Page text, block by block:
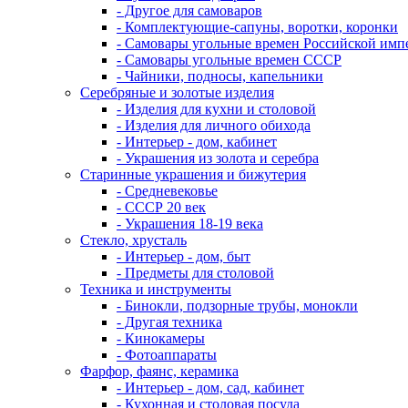
- Другое для самоваров
- Комплектующие-сапуны, воротки, коронки
- Самовары угольные времен Российской
- Самовары угольные времен СССР
- Чайники, подносы, капельники
Серебряные и золотые изделия
- Изделия для кухни и столовой
- Изделия для личного обихода
- Интерьер - дом, кабинет
- Украшения из золота и серебра
Старинные украшения и бижутерия
- Средневековье
- СССР 20 век
- Украшения 18-19 века
Стекло, хрусталь
- Интерьер - дом, быт
- Предметы для столовой
Техника и инструменты
- Бинокли, подзорные трубы, монокли
- Другая техника
- Кинокамеры
- Фотоаппараты
Фарфор, фаянс, керамика
- Интерьер - дом, сад, кабинет
- Кухонная и столовая посуда